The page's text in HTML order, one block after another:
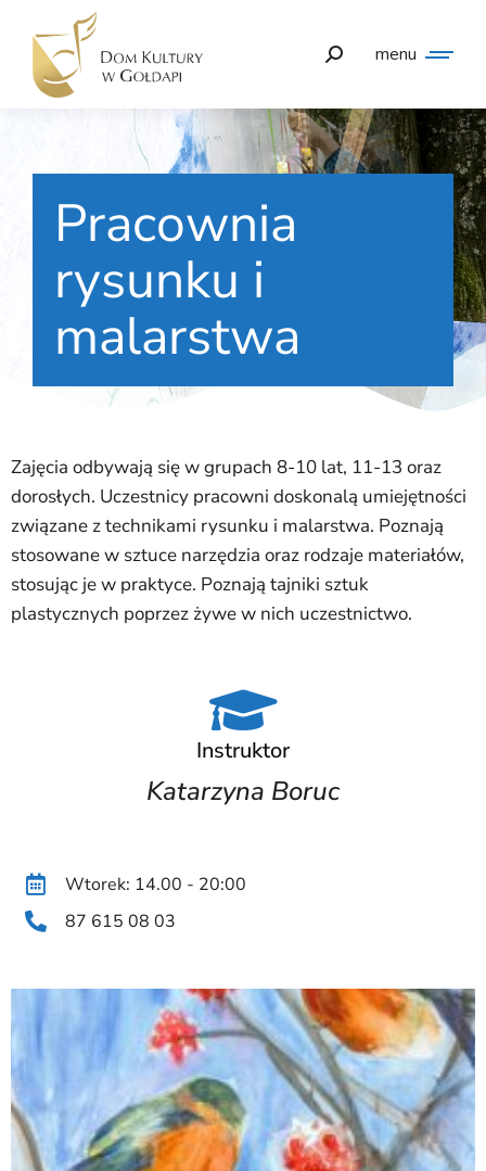
menu
Pracownia
rysunku i
malarstwa
Zajęcia odbywają się w grupach 8-10 lat, 11-13 oraz
dorosłych. Uczestnicy pracowni doskonalą umiejętności
związane z technikami rysunku i malarstwa. Poznają
stosowane w sztuce narzędzia oraz rodzaje materiałów,
stosując je w praktyce. Poznają tajniki sztuk
plastycznych poprzez żywe w nich uczestnictwo.
Instruktor
Katarzyna Boruc
Wtorek: 14.00 - 20:00
87 615 08 03